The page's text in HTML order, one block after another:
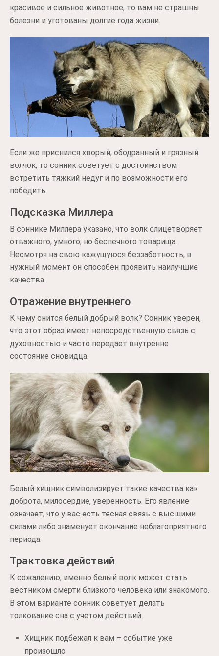
красивое и сильное животное, то вам не страшны
болезни и уготованы долгие года жизни.
Если же приснился хворый, ободранный и грязный
волчок, то сонник советует с достоинством
встретить тяжкий недуг и по возможности его
победить.
Подсказка Миллера
В соннике Миллера указано, что волк олицетворяет
отважного, умного, но беспечного товарища.
Несмотря на свою кажущуюся беззаботность, в
нужный момент он способен проявить наилучшие
качества.
Отражение внутреннего
К чему снится белый добрый волк? Сонник уверен,
что этот образ имеет непосредственную связь с
духовностью и часто передает внутренне
состояние сновидца.
Белый хищник символизирует такие качества как
доброта, милосердие, уверенность. Его явление
означает, что у вас есть тесная связь с высшими
силами либо знаменует окончание неблагоприятного
периода.
Трактовка действий
К сожалению, именно белый волк может стать
вестником смерти близкого человека или знакомого.
В этом варианте сонник советует делать
толкование сна с учетом действий.
Хищник подбежал к вам – событие уже
произошло.